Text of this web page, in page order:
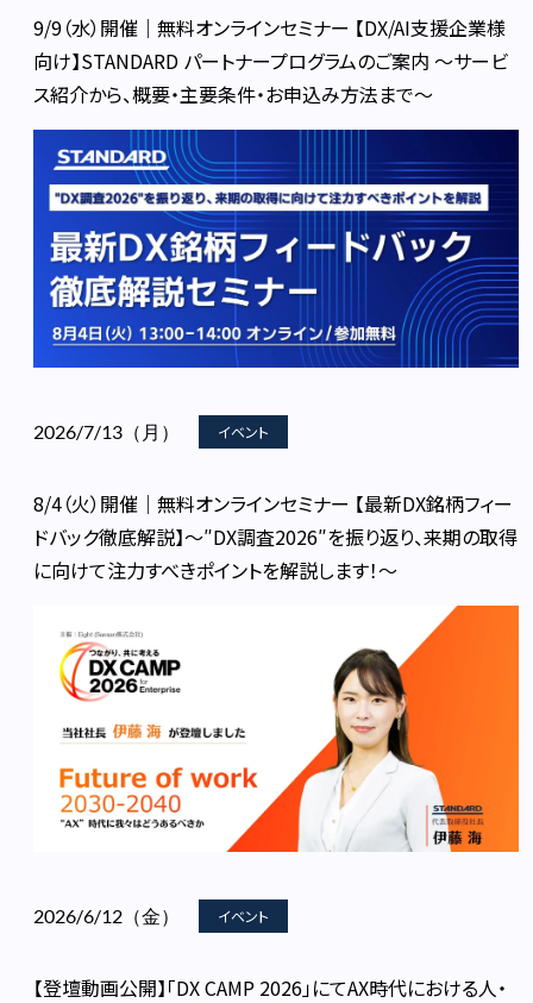
9/9（水）開催｜無料オンラインセミナー 【DX/AI支援企業様
向け】STANDARD パートナープログラムのご案内 ～サービ
ス紹介から、概要・主要条件・お申込み方法まで～
2026/7/13（月） イベント
8/4（火）開催｜無料オンラインセミナー 【最新DX銘柄フィー
ドバック徹底解説】～″DX調査2026″を振り返り、来期の取得
に向けて注力すべきポイントを解説します！～
2026/6/12（金） イベント
【登壇動画公開】「DX CAMP 2026」にてAX時代における人・